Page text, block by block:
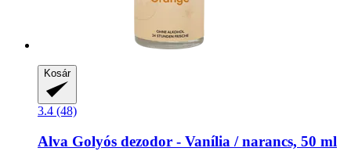
Kosár
3.4 (48)
Alva Golyós dezodor -​ Vanília / narancs, 50 ml